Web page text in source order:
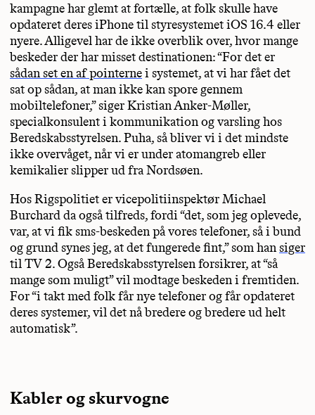
kampagne har glemt at fortælle, at folk skulle have
opdateret deres iPhone til styresystemet iOS 16.4 eller
nyere. Alligevel har de ikke overblik over, hvor mange
beskeder der har misset destinationen: “For det er
sådan set en af pointernei systemet, at vi har fået det
sat op sådan, at man ikke kan spore gennem
mobiltelefoner,” siger Kristian Anker-Møller,
specialkonsulent i kommunikation og varsling hos
Beredskabsstyrelsen. Puha, så bliver vi i det mindste
ikke overvåget, når vi er under atomangreb eller
kemikalier slipper ud fra Nordsøen.
Hos Rigspolitiet er vicepolitiinspektør Michael
Burchard da også tilfreds, fordi “det, som jeg oplevede,
var, at vi fik sms-beskeden på vores telefoner, så i bund
og grund synes jeg, at det fungerede fint,” som hansiger
til TV 2. Også Beredskabsstyrelsen forsikrer, at “så
mange som muligt” vil modtage beskeden i fremtiden.
For “i takt med folk får nye telefoner og får opdateret
deres systemer, vil det nå bredere og bredere ud helt
automatisk”.
Kabler og skurvogne